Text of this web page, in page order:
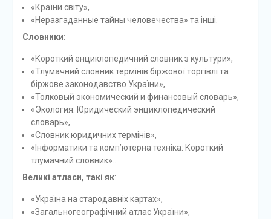
«Країни світу»,
«Неразгаданные тайны человечества» та інші.
Словники:
«Короткий енциклопедичний словник з культури»,
«Тлумачний словник термінів біржової торгівлі та
біржове законодавство України»,
«Толковый экономический и финансовый словарь»,
«Экология: Юридический энциклопедический
словарь»,
«Словник юридичних термінів»,
«Інформатики та комп’ютерна техніка: Короткий
тлумачний словник»…
Великі атласи, такі як:
«Україна на стародавніх картах»,
«Загальногеографічний атлас України»,